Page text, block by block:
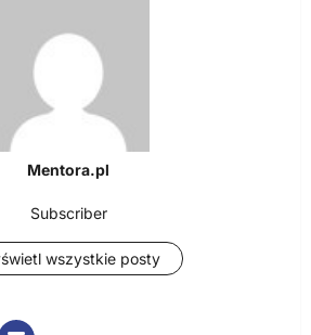
Mentora.pl
Subscriber
wszystkie posty